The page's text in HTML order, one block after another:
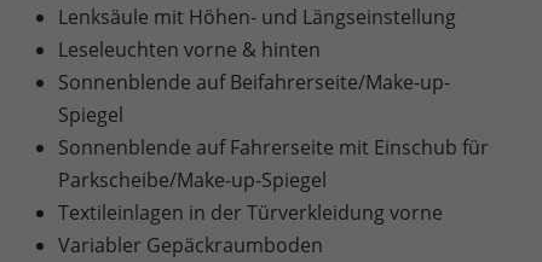
Lenksäule mit Höhen- und Längseinstellung
Leseleuchten vorne & hinten
Sonnenblende auf Beifahrerseite/Make-up-
Spiegel
Sonnenblende auf Fahrerseite mit Einschub für
Parkscheibe/Make-up-Spiegel
Textileinlagen in der Türverkleidung vorne
Variabler Gepäckraumboden